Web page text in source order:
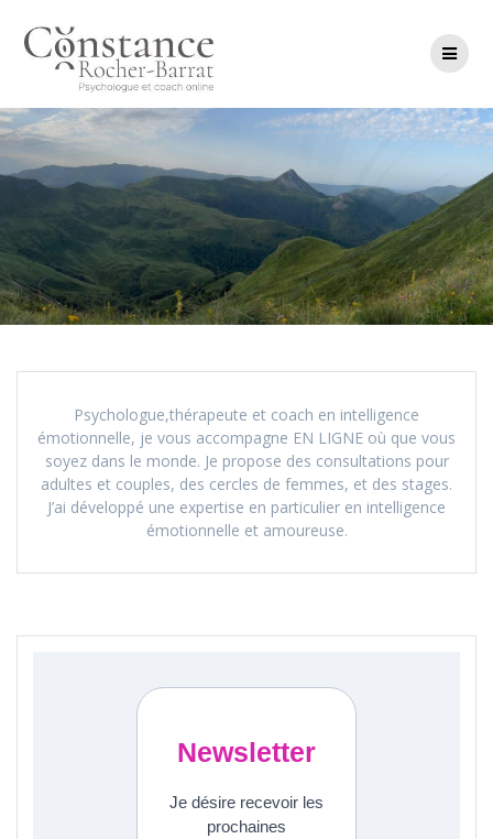
Psychologue,thérapeute et coach en intelligence
émotionnelle, je vous accompagne EN LIGNE où que vous
soyez dans le monde. Je propose des consultations pour
adultes et couples, des cercles de femmes, et des stages.
J’ai développé une expertise en particulier en intelligence
émotionnelle et amoureuse.
Newsletter
Je désire recevoir les
prochaines